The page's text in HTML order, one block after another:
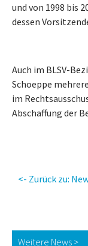
und von 1998 bis
dessen
Auch im BLSV-
Schoeppe
im
Abschaffung der
<- Zurück zu:
Weitere News >